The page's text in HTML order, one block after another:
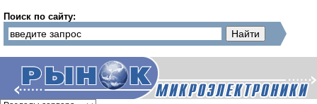
Поиск по сайту: